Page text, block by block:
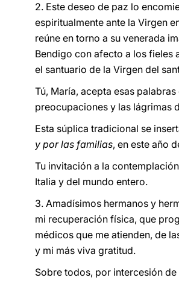
2. Este deseo de paz lo
espiritualmente ante la Virgen
reúne en torno a su venerada
Bendigo con afecto a los fieles
el santuario de la Virgen del
Tú, María, acepta esas
preocupaciones y las lágrimas
Esta súplica tradicional se
y por las familias, en este año
Tu invitación a la
Italia y del mundo entero.
3. Amadísimos hermanos y
mi recuperación física, que
médicos que me atienden, de
y mi más viva gratitud.
Sobre todos, por intercesión